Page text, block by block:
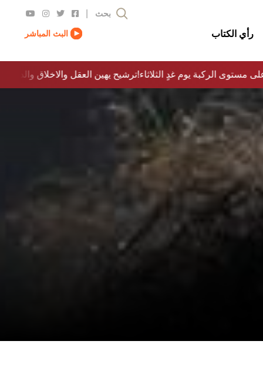
رأي الكتاب
بحث
البث المباشر
ترشيح يهين العقل والاخلاق والدولة…؟!مستوى الركبة يوم غدٍ الثلاثاء